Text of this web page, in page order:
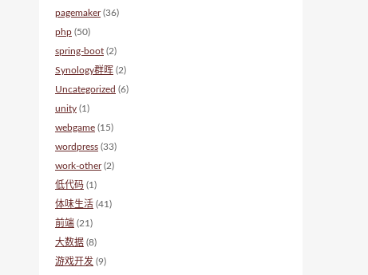
pagemaker(36)
php (50)
spring-boot (2)
Synology群晖 (2)
Uncategorized (6)
unity (1)
webgame (15)
wordpress (33)
work-other(2)
低代码 (1)
体味生活 (41)
前端 (21)
大数据 (8)
游戏开发 (9)